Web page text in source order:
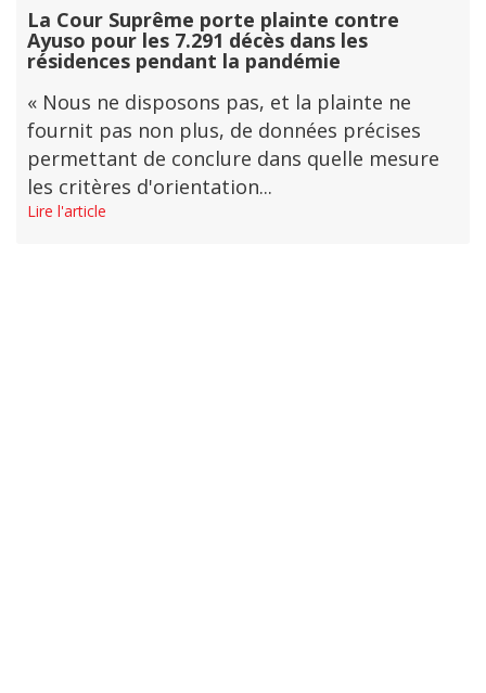
La Cour Suprême porte plainte contre
Ayuso pour les 7.291 décès dans les
résidences pendant la pandémie
« Nous ne disposons pas, et la plainte ne
fournit pas non plus, de données précises
permettant de conclure dans quelle mesure
les critères d'orientation...
Lire l'article